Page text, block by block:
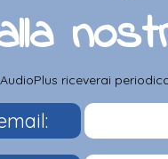
riceverai